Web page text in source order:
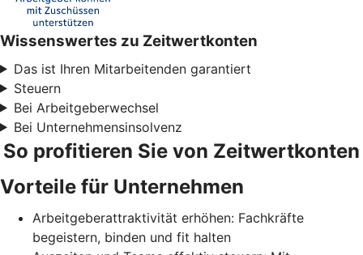
Wissenswertes zu Zeitwertkonten
Das ist Ihren Mitarbeitenden garantiert
Steuern
Bei Arbeitgeberwechsel
Bei Unternehmensinsolvenz
So profitieren Sie von Zeitwertkonten
Vorteile für Unternehmen
Arbeitgeberattraktivität erhöhen: Fachkräfte
begeistern, binden und fit halten